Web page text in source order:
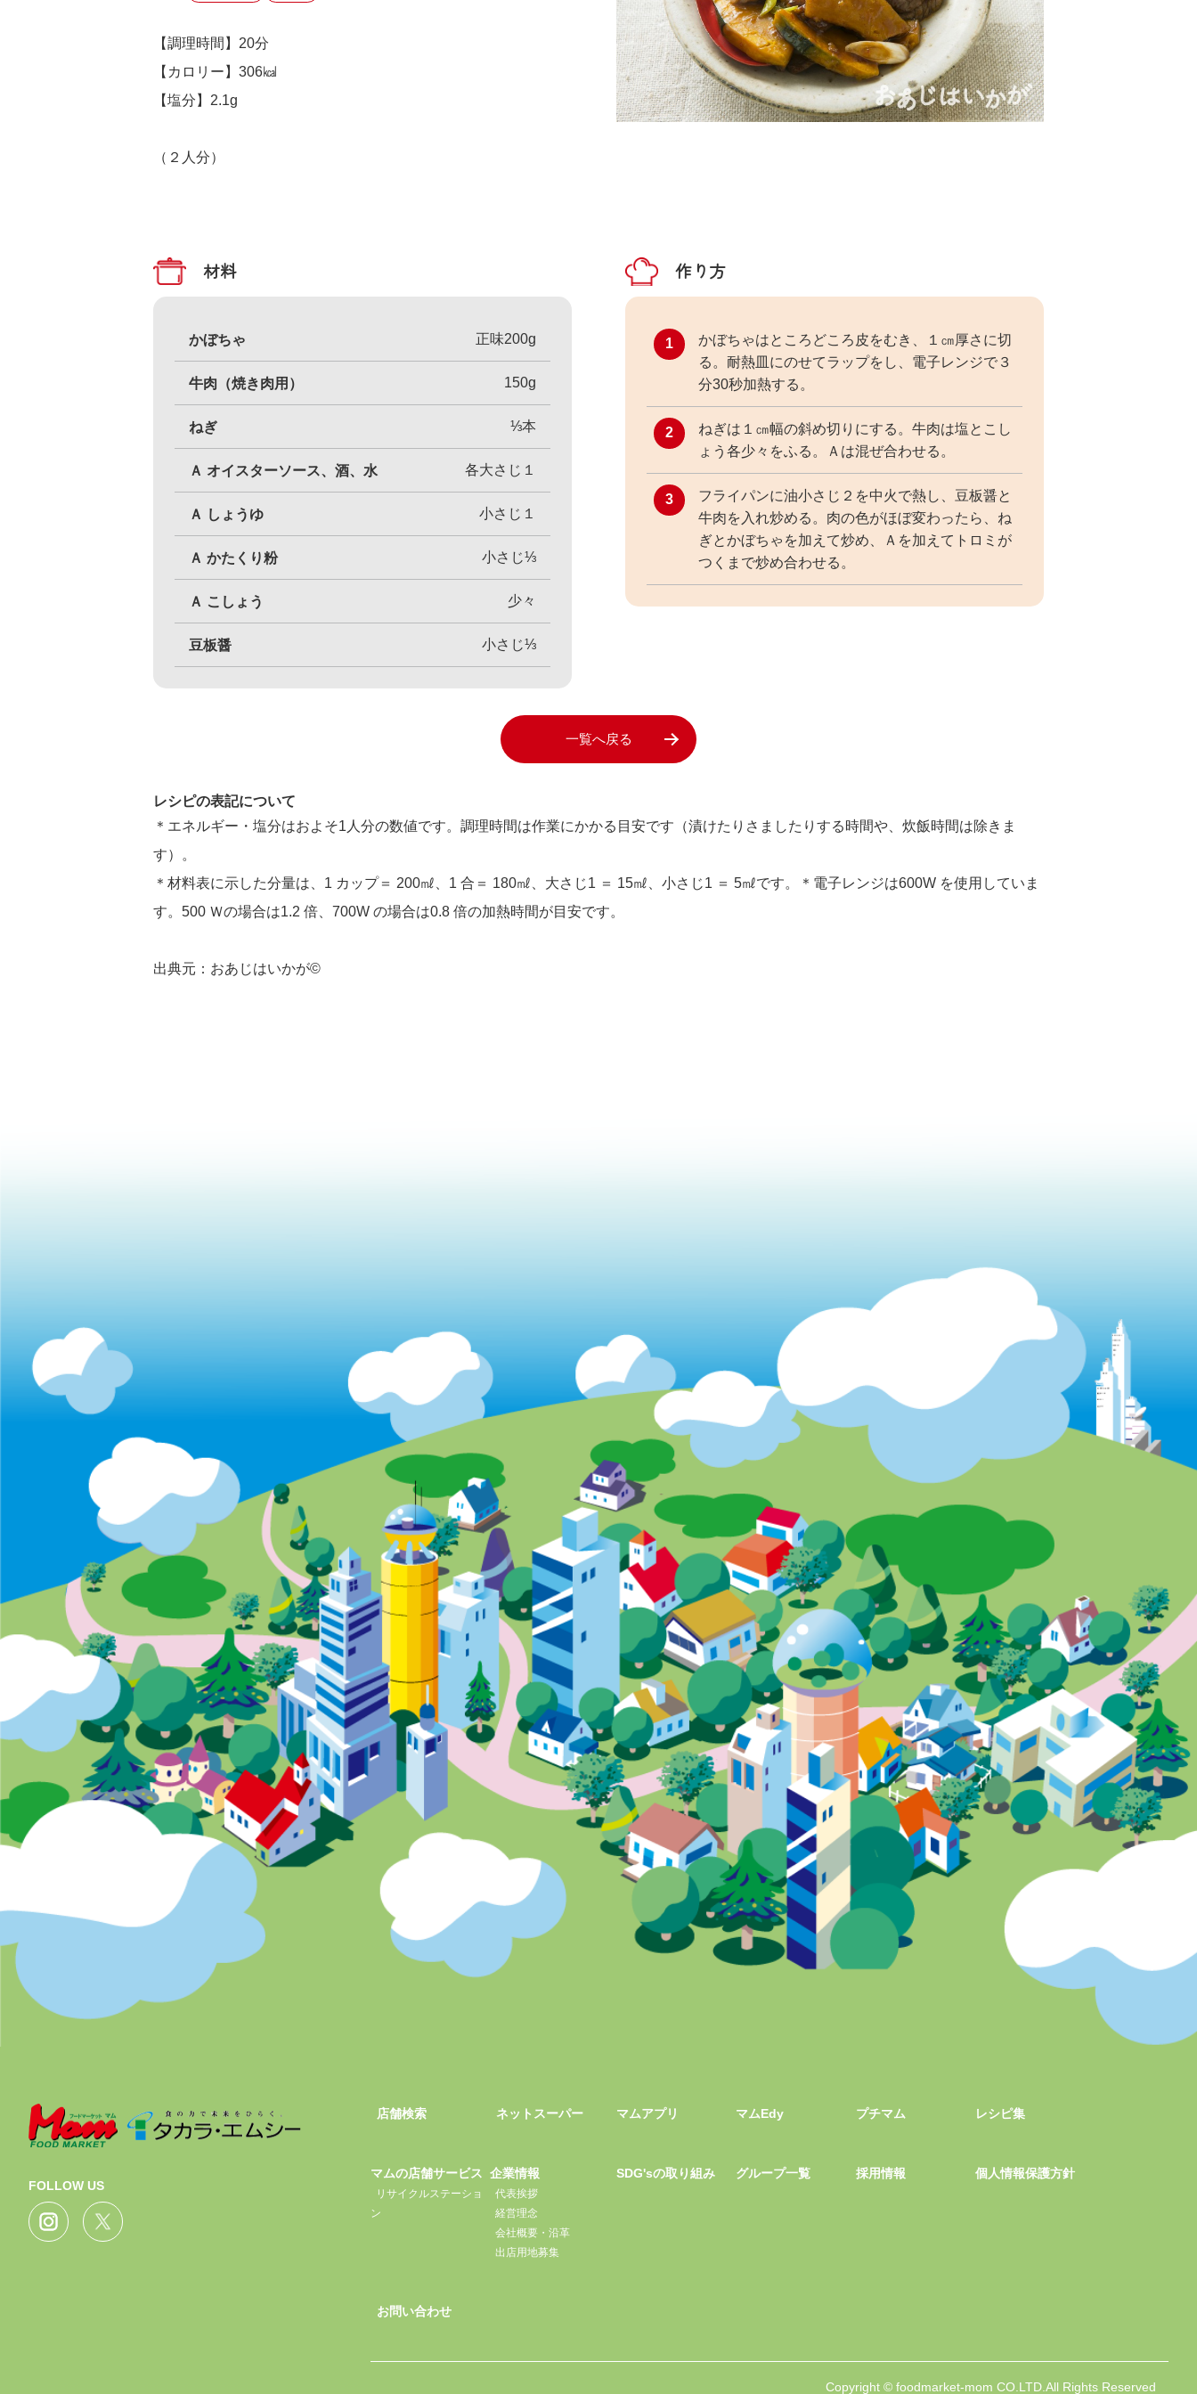
【調理時間】20分
【カロリー】306㎉
【塩分】2.1g
（２人分）
材料
かぼちゃ 正味200g
牛肉（焼き肉用） 150g
ねぎ ⅓本
Ａ オイスターソース、酒、水 各大さじ１
Ａ しょうゆ 小さじ１
Ａ かたくり粉 小さじ⅓
Ａ こしょう 少々
豆板醤 小さじ⅓
作り方
1
かぼちゃはところどころ皮をむき、１㎝厚さに切
る。耐熱皿にのせてラップをし、電子レンジで３
分30秒加熱する。
2
ねぎは１㎝幅の斜め切りにする。牛肉は塩とこし
ょう各少々をふる。Ａは混ぜ合わせる。
3
フライパンに油小さじ２を中火で熱し、豆板醤と
牛肉を入れ炒める。肉の色がほぼ変わったら、ね
ぎとかぼちゃを加えて炒め、Ａを加えてトロミが
つくまで炒め合わせる。
一覧へ戻る
レシピの表記について
＊エネルギー・塩分はおよそ1人分の数値です。調理時間は作業にかかる目安です（漬けたりさましたりする時間や、炊飯時間は除きま
す）。
＊材料表に示した分量は、1 カップ＝ 200㎖、1 合＝ 180㎖、大さじ1 ＝ 15㎖、小さじ1 ＝ 5㎖です。＊電子レンジは600W を使用していま
す。500 Ｗの場合は1.2 倍、700W の場合は0.8 倍の加熱時間が目安です。
出典元：おあじはいかが©
FOLLOW US
店舗検索 ネットスーパー マムアプリ マムEdy プチマム レシピ集
マムの店舗サービス
リサイクルステーショ
ン
企業情報
代表挨拶
経営理念
会社概要・沿革
出店用地募集
SDG'sの取り組み グループ一覧 採用情報 個人情報保護方針
お問い合わせ
Copyright © foodmarket-mom CO.LTD.All Rights Reserved